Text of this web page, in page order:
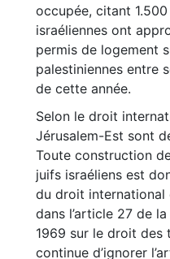
occupée, citant
israéliennes ont
permis de logement
palestiniennes entre
de cette année.
Selon le droit
Jérusalem-Est sont
Toute construction
juifs israéliens est
du droit international
dans l’article 27 de
1969 sur le droit des
continue d’ignorer